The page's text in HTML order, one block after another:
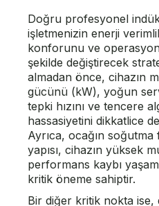
Doğru profesyonel
işletmenizin enerji
konforunu ve
şekilde değiştirecek
almadan önce, cihazın
gücünü (kW), yoğun
tepki hızını ve tencere
hassasiyetini dikkatlice
Ayrıca, ocağın
yapısı, cihazın yüksek
performans kaybı
kritik öneme sahiptir.
Bir diğer kritik nokta ise,